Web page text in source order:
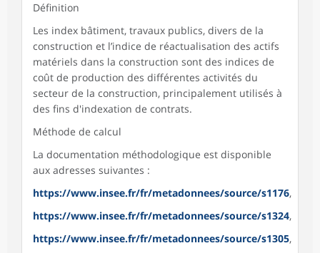
Définition
Les index bâtiment, travaux publics, divers de la
construction et l’indice de réactualisation des actifs
matériels dans la construction sont des indices de
coût de production des différentes activités du
secteur de la construction, principalement utilisés à
des fins d'indexation de contrats.
Méthode de calcul
La documentation méthodologique est disponible
aux adresses suivantes :
https://www.insee.fr/fr/metadonnees/source/s1176,
https://www.insee.fr/fr/metadonnees/source/s1324,
https://www.insee.fr/fr/metadonnees/source/s1305,